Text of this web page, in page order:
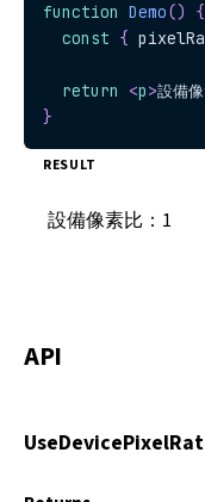
function Demo()
{
const {
return <p>設備
}
RESULT
設備像素比： 1
API